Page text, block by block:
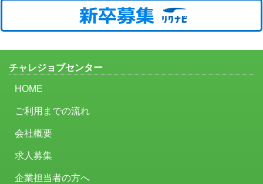
チャレジョブセンター
HOME
ご利用までの流れ
会社概要
求人募集
企業担当者の方へ